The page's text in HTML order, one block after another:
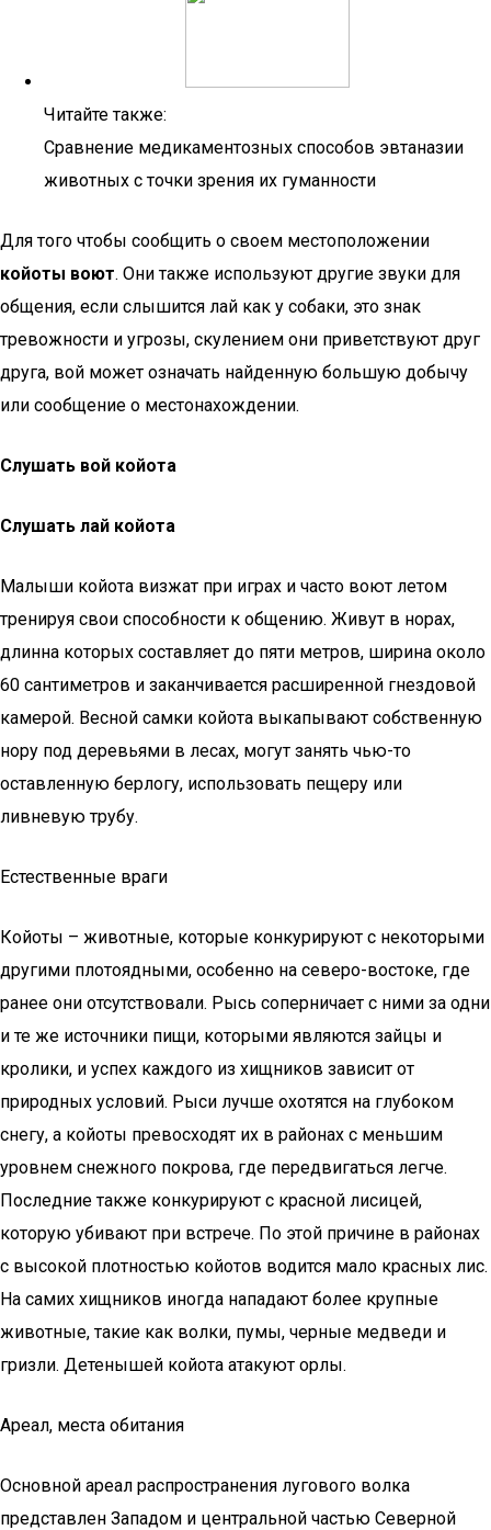
Читайте также:
Сравнение медикаментозных способов эвтаназии
животных с точки зрения их гуманности
Для того чтобы сообщить о своем местоположении
койоты воют. Они также используют другие звуки для
общения, если слышится лай как у собаки, это знак
тревожности и угрозы, скулением они приветствуют друг
друга, вой может означать найденную большую добычу
или сообщение о местонахождении.
Слушать вой койота
Слушать лай койота
Малыши койота визжат при играх и часто воют летом
тренируя свои способности к общению. Живут в норах,
длинна которых составляет до пяти метров, ширина около
60 сантиметров и заканчивается расширенной гнездовой
камерой. Весной самки койота выкапывают собственную
нору под деревьями в лесах, могут занять чью-то
оставленную берлогу, использовать пещеру или
ливневую трубу.
Естественные враги
Койоты – животные, которые конкурируют с некоторыми
другими плотоядными, особенно на северо-востоке, где
ранее они отсутствовали. Рысь соперничает с ними за одни
и те же источники пищи, которыми являются зайцы и
кролики, и успех каждого из хищников зависит от
природных условий. Рыси лучше охотятся на глубоком
снегу, а койоты превосходят их в районах с меньшим
уровнем снежного покрова, где передвигаться легче.
Последние также конкурируют с красной лисицей,
которую убивают при встрече. По этой причине в районах
с высокой плотностью койотов водится мало красных лис.
На самих хищников иногда нападают более крупные
животные, такие как волки, пумы, черные медведи и
гризли. Детенышей койота атакуют орлы.
Ареал, места обитания
Основной ареал распространения лугового волка
представлен Западом и центральной частью Северной